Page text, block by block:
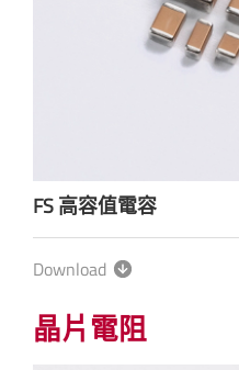
FS 高容值電容
Download
晶片電阻